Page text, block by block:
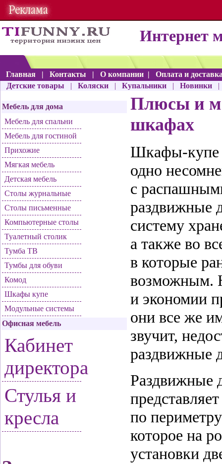
Интернет
Главная | Контакты | О компании |
Оплата и
Детские товары
| Коляски | Купальники | Новинки
Мебель для дома
Мебель для спальни
Мебель для гостиной
Прихожие
Мягкая мебель
Детская мебель
Столы журнальные
Столы письменные
Компьютерные столы
Туалетный столик
Тумба ТВ
Тумбы для обуви
Комод
Шкафы купе
Модульные системы
Офисная мебель
Кабинет
директора
Стулья и
кресла
Плюсы и
шкафах
Шкафы-купе
одно
с
раздвижные
систему
а также во
в которые
возможным.
и экономии
они все же
звучит,
раздвижные
Раздвижные
по
которое на
установки